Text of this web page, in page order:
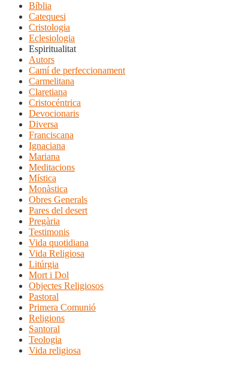
Bíblia
Catequesi
Cristologia
Eclesiologia
Espiritualitat
Autors
Camí de perfeccionament
Carmelitana
Claretiana
Cristocéntrica
Devocionaris
Diversa
Franciscana
Ignaciana
Mariana
Meditacions
Mística
Monàstica
Obres Generals
Pares del desert
Pregària
Testimonis
Vida quotidiana
Vida Religiosa
Litúrgia
Mort i Dol
Objectes Religiosos
Pastoral
Primera Comunió
Religions
Santoral
Teologia
Vida religiosa